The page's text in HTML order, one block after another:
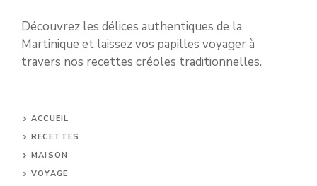
Découvrez les délices authentiques de la
Martinique et laissez vos papilles voyager à
travers nos recettes créoles traditionnelles.
ACCUEIL
RECETTES
MAISON
VOYAGE